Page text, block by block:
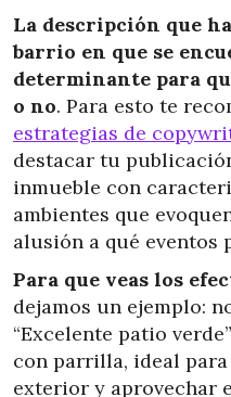
La descripción que
barrio en que se
determinante para
o no. Para esto te
estrategias de
destacar tu
inmueble con
ambientes que
alusión a qué eventos
Para que veas los
dejamos un ejemplo:
“Excelente patio
con parrilla, ideal
exterior y aprovechar